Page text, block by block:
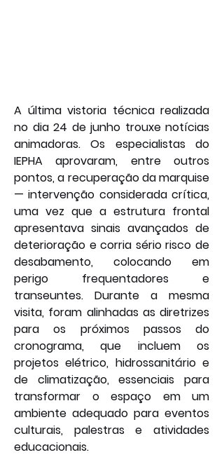
A última vistoria técnica realizada
no dia 24 de junho trouxe notícias
animadoras. Os especialistas do
IEPHA aprovaram, entre outros
pontos, a recuperação da marquise
— intervenção considerada crítica,
uma vez que a estrutura frontal
apresentava sinais avançados de
deterioração e corria sério risco de
desabamento, colocando em
perigo frequentadores e
transeuntes. Durante a mesma
visita, foram alinhadas as diretrizes
para os próximos passos do
cronograma, que incluem os
projetos elétrico, hidrossanitário e
de climatização, essenciais para
transformar o espaço em um
ambiente adequado para eventos
culturais, palestras e atividades
educacionais.